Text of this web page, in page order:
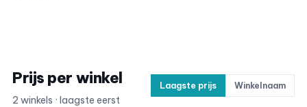
Prijs per winkel
2 winkels · laagste eerst
Laagste prijs Winkelnaam